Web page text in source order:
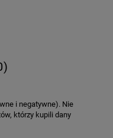
i negatywne). Nie
którzy kupili dany